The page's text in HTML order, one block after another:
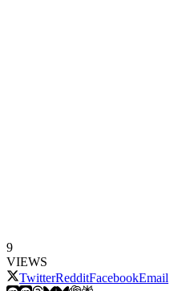
9
VIEWS
TwitterRedditFacebookEmail